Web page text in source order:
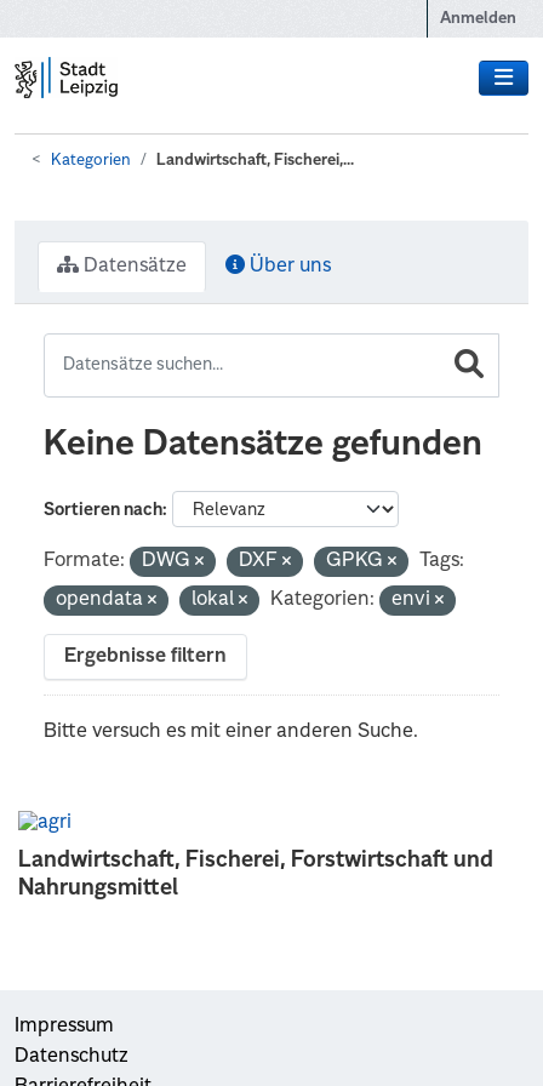
Anmelden
Kategorien Landwirtschaft, Fischerei,...
Landwirtschaft, Fischerei, Forstwirtschaft und
Nahrungsmittel
Datensätze Über uns
Keine Datensätze gefunden
Sortieren nach
Formate: DWG DXF GPKG
Tags:
opendata
lokal Kategorien: envi
Ergebnisse filtern
Bitte versuch es mit einer anderen Suche.
Impressum
Datenschutz